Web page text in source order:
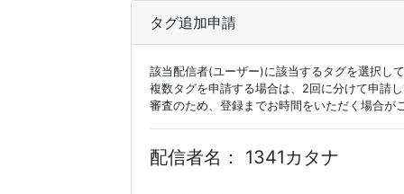
タグ追加申請
該当配信者(ユーザー)に該当するタグを選択し
複数タグを申請する場合は、2回に分けて申請
審査のため、登録までお時間をいただく場合が
配信者名： 1341カタナ